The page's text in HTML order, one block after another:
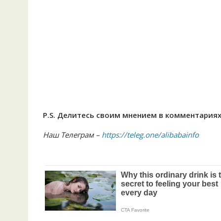
P.S. Делитесь своим мнением в
Наш Телеграм – https://teleg.one/alibabainfo